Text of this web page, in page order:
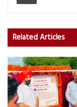
Related Articles